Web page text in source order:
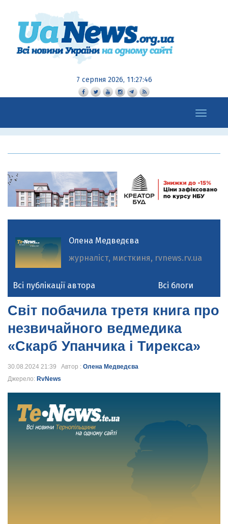
7 серпня 2026, 11:27:47
Toggle
navigation
Олена Медведєва
журналіст, миcткиня, rvnews.rv.ua
Всі публікації автора Всі блоги
Cвіт побачила третя книга про
незвичайного ведмедика
«Скарб Упанчика і Тирекса»
30.08.2024 21:39 Автор : Олена Медведєва
Джерело: RvNews